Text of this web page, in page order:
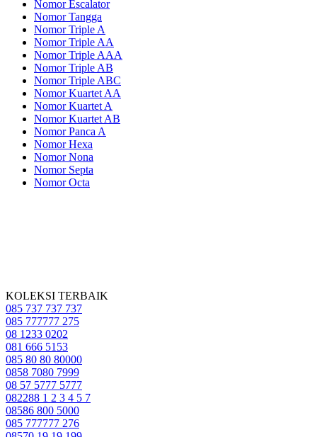
Nomor Escalator
Nomor Tangga
Nomor Triple A
Nomor Triple AA
Nomor Triple AAA
Nomor Triple AB
Nomor Triple ABC
Nomor Kuartet AA
Nomor Kuartet A
Nomor Kuartet AB
Nomor Panca A
Nomor Hexa
Nomor Nona
Nomor Septa
Nomor Octa
KOLEKSI TERBAIK
085 737 737 737
085 777777 275
08 1233 0202
081 666 5153
085 80 80 80000
0858 7080 7999
08 57 5777 5777
082288 1 2 3 4 5 7
08586 800 5000
085 777777 276